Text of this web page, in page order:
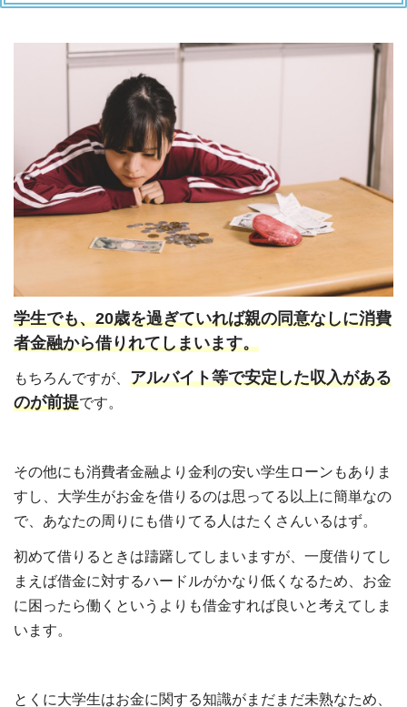
学生でも、20歳を過ぎていれば親の同意なしに消費
者金融から借りれてしまいます。
もちろんですが、 アルバイト等で安定した収入がある
のが前提です。
その他にも消費者金融より金利の安い学生ローンもありま
すし、大学生がお金を借りるのは思ってる以上に簡単なの
で、あなたの周りにも借りてる人はたくさんいるはず。
初めて借りるときは躊躇してしまいますが、一度借りてし
まえば借金に対するハードルがかなり低くなるため、お金
に困ったら働くというよりも借金すれば良いと考えてしま
います。
とくに大学生はお金に関する知識がまだまだ未熟なため、